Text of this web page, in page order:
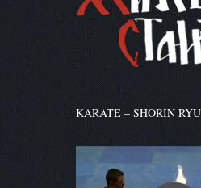
KARATE – SHORIN RYU